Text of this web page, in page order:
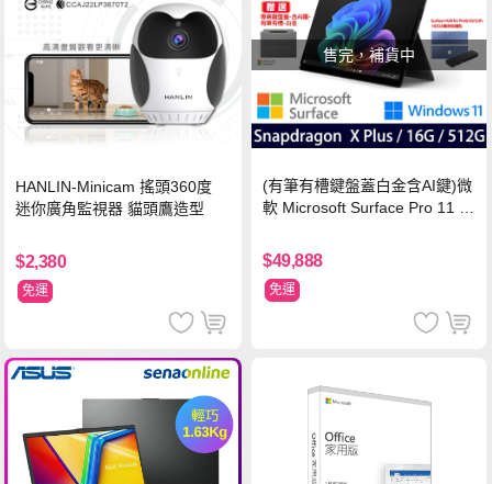
HANLIN-Minicam 搖頭360度
迷你廣角監視器 貓頭鷹造型
$2,380
免運
售完，補貨中
(有筆有槽鍵盤蓋白金含AI鍵)微
軟 Microsoft Surface Pro 11 (S
石墨黑
$49,888
免運